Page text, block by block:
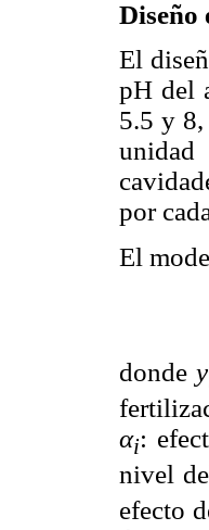
Diseño
El
pH del
5.5 y
por
El
donde y
αi:
nivel
efecto